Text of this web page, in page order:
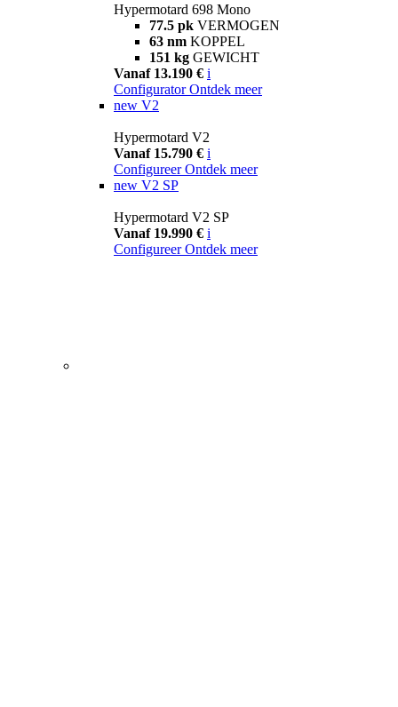
Hypermotard 698 Mono
77.5 pk VERMOGEN
63 nm KOPPEL
151 kg GEWICHT
Vanaf 13.190 € i
Configurator Ontdek meer
new V2
Hypermotard V2
Vanaf 15.790 € i
Configureer Ontdek meer
new V2 SP
Hypermotard V2 SP
Vanaf 19.990 € i
Configureer Ontdek meer